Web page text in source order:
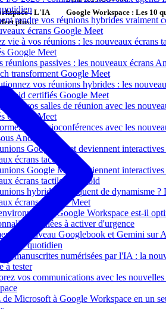
rendre vos réunions hybrides vraiment
écrans Google Meet
vie à vos réunions : les nouveaux écrans
Google Meet
réunions passives : les nouveaux écrans
transforment Google Meet
vos réunions hybrides : les
certifiés Google Meet
vos salles de réunion avec les
Google Meet
vos visioconférences avec les
Android
Google Meet deviennent
écrans tactiles
Google Meet deviennent
écrans tactiles Android
hybrides manquent de dynamisme ?
écrans Google Meet
Google Workspace est-il
cachées à activer d'urgence
le nouveau Googlebook et Gemini sur
votre quotidien
manuscrites numérisées par l'IA : la
à tester
vos communications avec les
de Microsoft à Google Workspace en un
: L'IA
plus
Google Workspace : Les 10
!